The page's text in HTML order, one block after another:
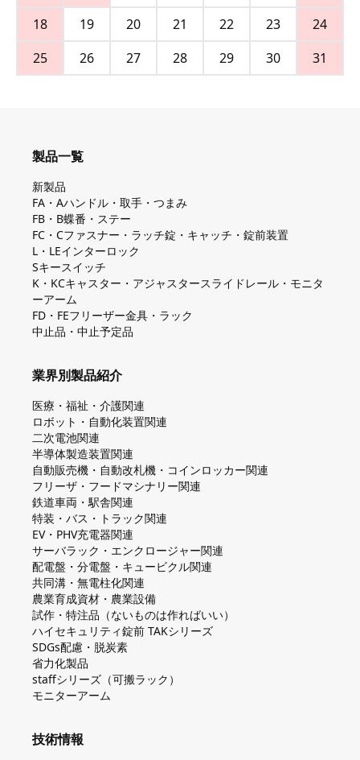
18
19 20 21 22 23
24
25
26 27 28 29 30 31
製品一覧
新製品
FA・Aハンドル・取手・つまみ
FB・B蝶番・ステー
FC・Cファスナー・ラッチ錠・キャッチ・錠前装置
L・LEインターロック
Sキースイッチ
K・KCキャスター・アジャスタースライドレール・モニタ
ーアーム
FD・FEフリーザー金具・ラック
中止品・中止予定品
業界別製品紹介
医療・福祉・介護関連
ロボット・自動化装置関連
二次電池関連
半導体製造装置関連
自動販売機・自動改札機・コインロッカー関連
フリーザ・フードマシナリー関連
鉄道車両・駅舎関連
特装・バス・トラック関連
EV・PHV充電器関連
サーバラック・エンクロージャー関連
配電盤・分電盤・キュービクル関連
共同溝・無電柱化関連
農業育成資材・農業設備
試作・特注品（ないものは作ればいい）
ハイセキュリティ錠前 TAKシリーズ
SDGs配慮・脱炭素
省力化製品
staffシリーズ（可搬ラック）
モニターアーム
技術情報